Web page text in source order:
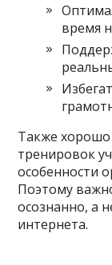
время
Также хорошо
тренировок
особенности
Поэтому
осознанно, а
интернета.